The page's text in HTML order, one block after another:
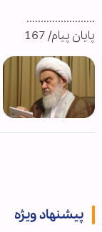
........................
پایان پیام/ 167
پیشنهاد ویژه